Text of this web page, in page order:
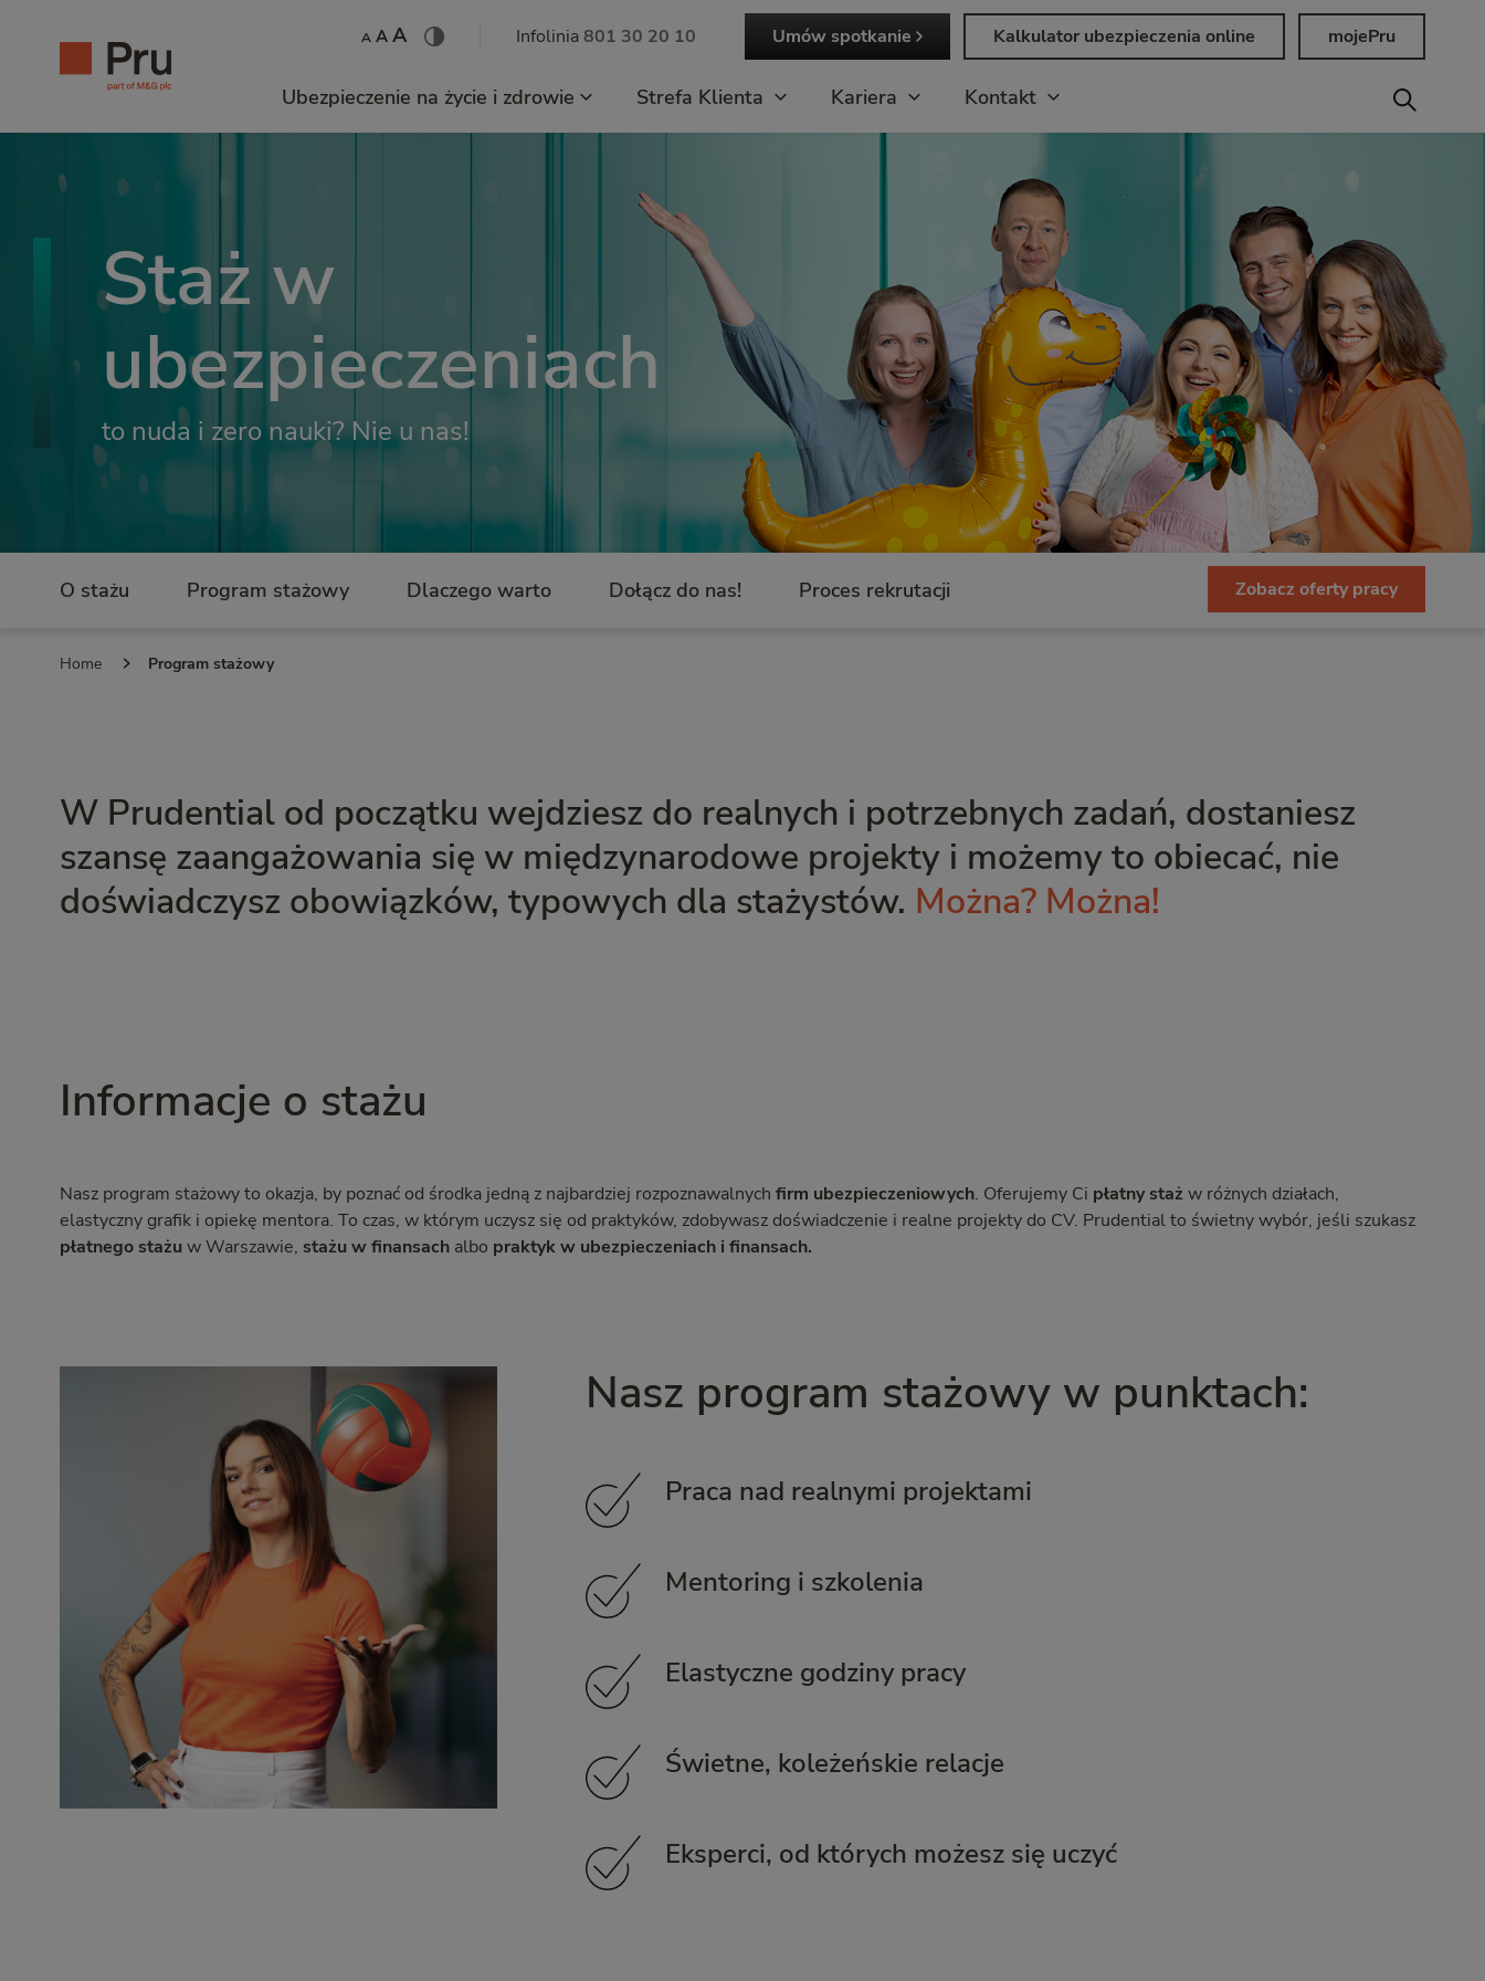
A A A Infolinia 801 30 20 10 Umów spotkanie Kalkulator ubezpieczenia online mojePru
Ubezpieczenie na życie i zdrowie Strefa Klienta Kariera Kontakt
Staż w
ubezpieczeniach
to nuda i zero nauki? Nie u nas!
O stażu Program stażowy Dlaczego warto Dołącz do nas! Proces rekrutacji Zobacz oferty pracy
Home Program stażowy
W Prudential od początku wejdziesz do realnych i potrzebnych zadań, dostaniesz
szansę zaangażowania się w międzynarodowe projekty i możemy to obiecać, nie
doświadczysz obowiązków, typowych dla stażystów. Można? Można!
Informacje o stażu
Nasz program stażowy to okazja, by poznać od środka jedną z najbardziej rozpoznawalnych firm ubezpieczeniowych. Oferujemy Ci płatny staż w różnych działach,
elastyczny grafik i opiekę mentora. To czas, w którym uczysz się od praktyków, zdobywasz doświadczenie i realne projekty do CV. Prudential to świetny wybór, jeśli szukasz
płatnego stażu w Warszawie, stażu w finansach albo praktyk w ubezpieczeniach i finansach.
Nasz program stażowy w punktach:
Praca nad realnymi projektami
Mentoring i szkolenia
Elastyczne godziny pracy
Świetne, koleżeńskie relacje
Eksperci, od których możesz się uczyć